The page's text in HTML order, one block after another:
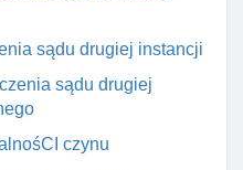
sądu drugiej instancji
sądu drugiej
czynu